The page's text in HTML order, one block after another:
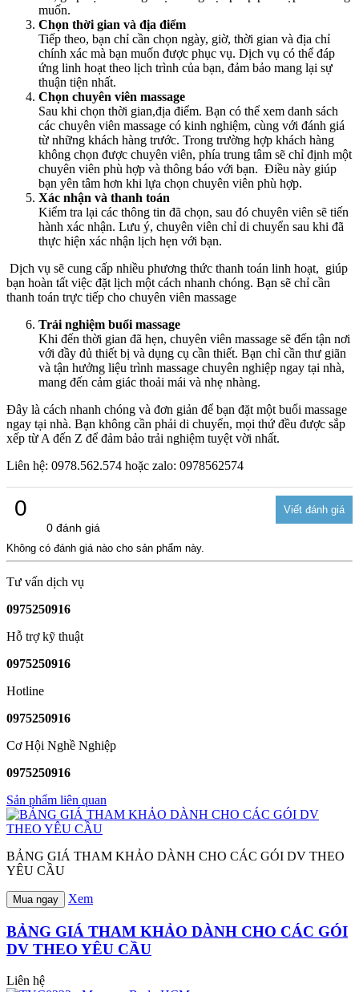
muốn.
Chọn thời gian và địa điểm
Tiếp theo, bạn chỉ cần chọn ngày, giờ, thời gian và địa chỉ
chính xác mà bạn muốn được phục vụ. Dịch vụ có thể đáp
ứng linh hoạt theo lịch trình của bạn, đảm bảo mang lại sự
thuận tiện nhất.
Chọn chuyên viên massage
Sau khi chọn thời gian,địa điểm. Bạn có thể xem danh sách
các chuyên viên massage có kinh nghiệm, cùng với đánh giá
từ những khách hàng trước. Trong trường hợp khách hàng
không chọn được chuyên viên, phía trung tâm sẽ chỉ định một
chuyên viên phù hợp và thông báo với bạn. Điều này giúp
bạn yên tâm hơn khi lựa chọn chuyên viên phù hợp.
Xác nhận và thanh toán
Kiểm tra lại các thông tin đã chọn, sau đó chuyên viên sẽ tiến
hành xác nhận. Lưu ý, chuyên viên chỉ di chuyển sau khi đã
thực hiện xác nhận lịch hẹn với bạn.
Dịch vụ sẽ cung cấp nhiều phương thức thanh toán linh hoạt, giúp
bạn hoàn tất việc đặt lịch một cách nhanh chóng. Bạn sẽ chỉ cần
thanh toán trực tiếp cho chuyên viên massage
Trải nghiệm buổi massage
Khi đến thời gian đã hẹn, chuyên viên massage sẽ đến tận nơi
với đầy đủ thiết bị và dụng cụ cần thiết. Bạn chỉ cần thư giãn
và tận hưởng liệu trình massage chuyên nghiệp ngay tại nhà,
mang đến cảm giác thoải mái và nhẹ nhàng.
Đây là cách nhanh chóng và đơn giản để bạn đặt một buổi massage
ngay tại nhà. Bạn không cần phải di chuyển, mọi thứ đều được sắp
xếp từ A đến Z để đảm bảo trải nghiệm tuyệt vời nhất.
Liên hệ: 0978.562.574 hoặc zalo: 0978562574
0
0 đánh giá
Không có đánh giá nào cho sản phẩm này.
Tư vấn dịch vụ
0975250916
Hỗ trợ kỹ thuật
0975250916
Hotline
0975250916
Cơ Hội Nghề Nghiệp
0975250916
Sản phẩm liên quan
BẢNG GIÁ THAM KHẢO DÀNH CHO CÁC GÓI DV THEO
YÊU CẦU
Mua ngay Xem
BẢNG GIÁ THAM KHẢO DÀNH CHO CÁC GÓI
DV THEO YÊU CẦU
Liên hệ